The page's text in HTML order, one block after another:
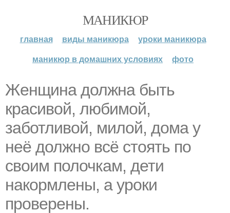
МАНИКЮР
главная виды маникюра
уроки маникюра
маникюр в домашних условиях
фото
Женщина должна быть
красивой, любимой,
заботливой, милой, дома у
неё должно всё стоять по
своим полочкам, дети
накормлены, а уроки
проверены.